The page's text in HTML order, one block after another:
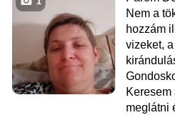
Nem a
hozzám
vizeket,
Keresem
meglátni